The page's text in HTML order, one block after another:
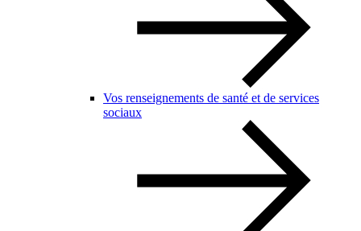
Vos renseignements de santé et de services
sociaux